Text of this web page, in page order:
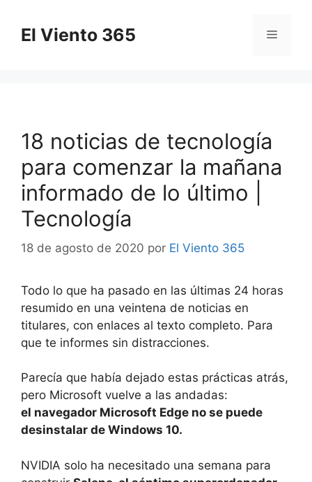
contenido
El Viento 365 Menú
18 noticias de tecnología
para comenzar la mañana
informado de lo último |
Tecnología
18 de agosto de 2020 por El Viento 365
Todo lo que ha pasado en las últimas 24 horas
resumido en una veintena de noticias en
titulares, con enlaces al texto completo. Para
que te informes sin distracciones.
Parecía que había dejado estas prácticas atrás,
pero Microsoft vuelve a las andadas:
el navegador Microsoft Edge no se puede
desinstalar de Windows 10.
NVIDIA solo ha necesitado una semana para